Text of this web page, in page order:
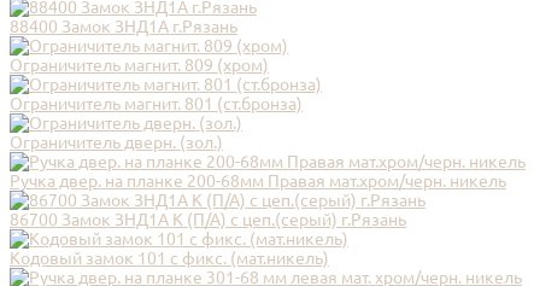
88400 Замок ЗНД1А г.Рязань
Ограничитель магнит. 809 (хром)
Ограничитель магнит. 801 (ст.бронза)
Ограничитель дверн. (зол.)
Ручка двер. на планке 200-68мм Правая мат.хром/черн. никель
86700 Замок ЗНД1А К (П/А) с цеп.(серый) г.Рязань
Кодовый замок 101 с фикс. (мат.никель)